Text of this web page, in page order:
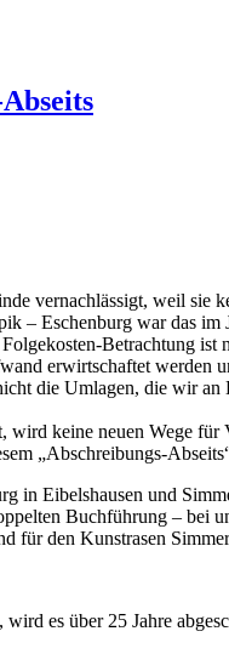
vernachlässigt, weil sie
– Eschenburg war das im
Betrachtung
erwirtschaftet
die Umlagen, die wir
keine neuen Wege
„Abschreibungs-
in Eibelshausen und
Buchführung – bei
für den Kunstrasen
es über 25 Jahre